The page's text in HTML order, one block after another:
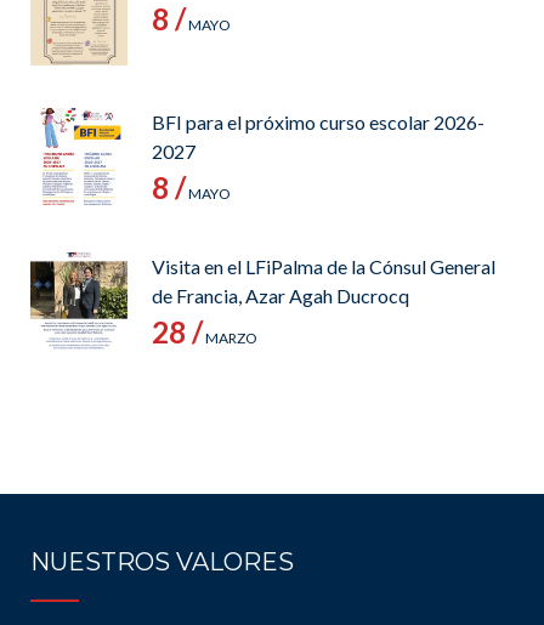
8 /MAYO
BFI para el próximo curso escolar 2026-
2027
8 /MAYO
Visita en el LFiPalma de la Cónsul General
de Francia, Azar Agah Ducrocq
28 /MARZO
NUESTROS VALORES